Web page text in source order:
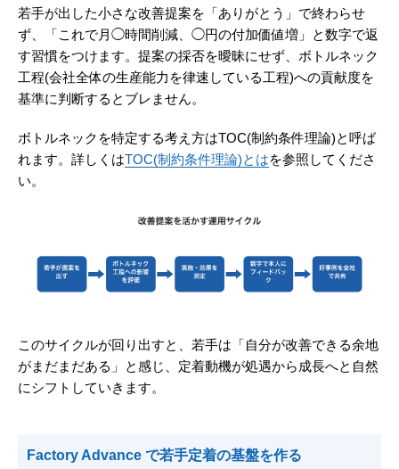
若手が出した小さな改善提案を「ありがとう」で終わらせ
ず、「これで月◯時間削減、◯円の付加価値増」と数字で返
す習慣をつけます。提案の採否を曖昧にせず、ボトルネック
工程(会社全体の生産能力を律速している工程)への貢献度を
基準に判断するとブレません。
ボトルネックを特定する考え方はTOC(制約条件理論)と呼ば
れます。詳しくはTOC(制約条件理論)とはを参照してくださ
い。
このサイクルが回り出すと、若手は「自分が改善できる余地
がまだまだある」と感じ、定着動機が処遇から成長へと自然
にシフトしていきます。
Factory Advance で若手定着の基盤を作る